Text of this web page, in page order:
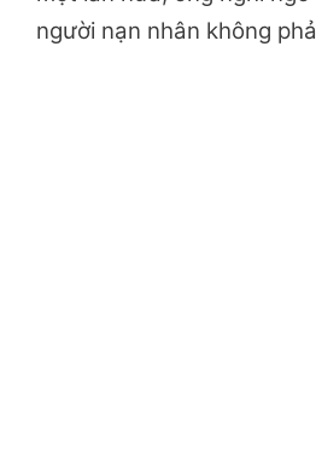
người nạn nhân không